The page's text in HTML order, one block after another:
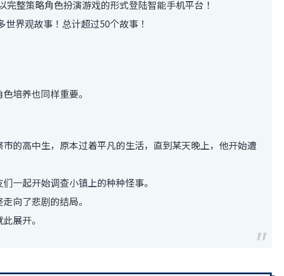
整策略角色扮演游戏的形式登陆智能手机平台！
界观故事！总计超过50个故事！
培养也同样重要。
的高中生，原本过着平凡的生活，直到某天晚上，他开始遭
一起开始调查小镇上的种种怪事。
向了悲剧的结局。
展开。